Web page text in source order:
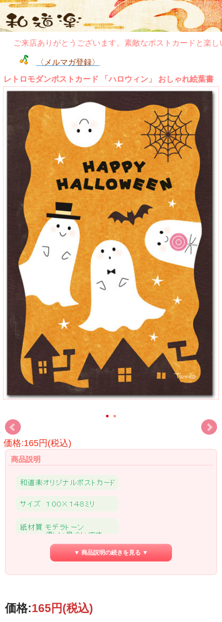
ご来店ありがとうございます。素敵なポストカードと楽しい
〈メルマガ登録〉
レトロモダンポストカード 「ハロウィン」 おしゃれ絵葉書
価格:165円(税込)
商品説明
▼ 商品説明の続きを見る ▼
価格:165円(税込)